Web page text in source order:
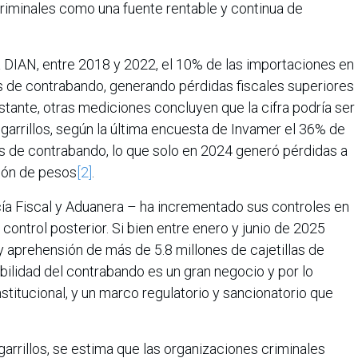
como una fuente rentable y continua de
entre 2018 y 2022, el 10% de las importaciones en
contrabando, generando pérdidas fiscales superiores
otras mediciones concluyen que la cifra podría ser
según la última encuesta de Invamer el 36% de
de contrabando, lo que solo en 2024 generó pérdidas a
de pesos[2]
Fiscal y Aduanera – ha incrementado sus controles en
posterior. Si bien entre enero y junio de 2025
de más de 5.8 millones de cajetillas de
del contrabando es un gran negocio y por lo
y un marco regulatorio y sancionatorio que
se estima que las organizaciones criminales